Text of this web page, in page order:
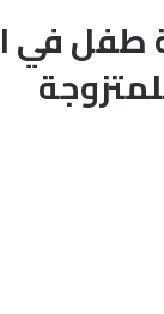
طفل في